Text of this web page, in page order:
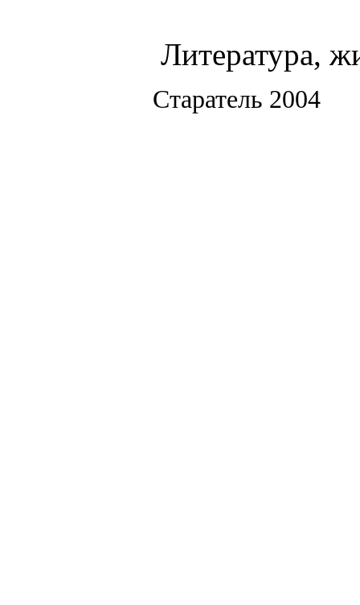
Литература,
Старатель